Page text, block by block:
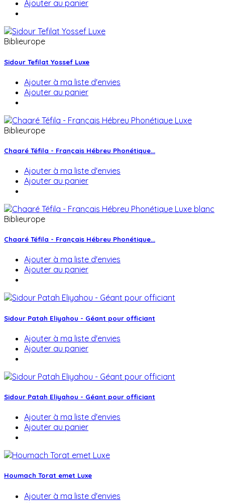
Ajouter au panier
Biblieurope
Sidour Tefilat Yossef Luxe
Ajouter à ma liste d'envies
Ajouter au panier
Biblieurope
Chaaré Téfila - Français Hébreu Phonétique...
Ajouter à ma liste d'envies
Ajouter au panier
Biblieurope
Chaaré Téfila - Français Hébreu Phonétique...
Ajouter à ma liste d'envies
Ajouter au panier
Sidour Patah Eliyahou - Géant pour officiant
Ajouter à ma liste d'envies
Ajouter au panier
Sidour Patah Eliyahou - Géant pour officiant
Ajouter à ma liste d'envies
Ajouter au panier
Houmach Torat emet Luxe
Ajouter à ma liste d'envies